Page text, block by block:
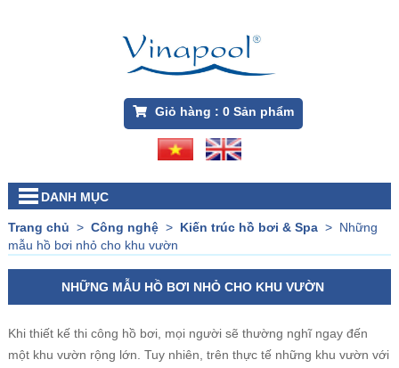
Giỏ hàng : 0Sản phẩm
DANH MỤC
Trang chủ > Công nghệ> Kiến trúc hồ bơi & Spa> Những
mẫu hồ bơi nhỏ cho khu vườn
NHỮNG MẪU HỒ BƠI NHỎ CHO KHU VƯỜN
Khi thiết kế thi công hồ bơi, mọi người sẽ thường nghĩ ngay đến
một khu vườn rộng lớn. Tuy nhiên, trên thực tế những khu vườn với